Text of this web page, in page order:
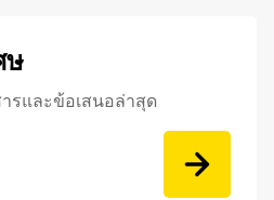
ษ
รและข้อเสนอล่าสุด